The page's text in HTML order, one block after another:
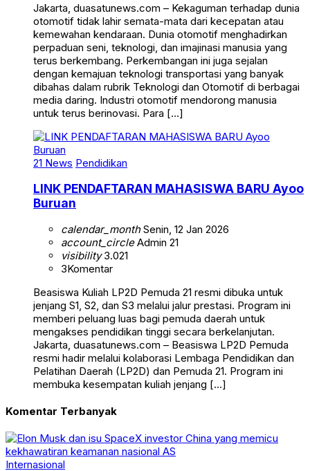
Jakarta, duasatunews.com – Kekaguman terhadap dunia
otomotif tidak lahir semata-mata dari kecepatan atau
kemewahan kendaraan. Dunia otomotif menghadirkan
perpaduan seni, teknologi, dan imajinasi manusia yang
terus berkembang. Perkembangan ini juga sejalan
dengan kemajuan teknologi transportasi yang banyak
dibahas dalam rubrik Teknologi dan Otomotif di berbagai
media daring. Industri otomotif mendorong manusia
untuk terus berinovasi. Para […]
21 News Pendidikan
LINK PENDAFTARAN MAHASISWA BARU Ayoo
Buruan
calendar_monthSenin, 12 Jan 2026
account_circleAdmin 21
visibility3.021
3Komentar
Beasiswa Kuliah LP2D Pemuda 21 resmi dibuka untuk
jenjang S1, S2, dan S3 melalui jalur prestasi. Program ini
memberi peluang luas bagi pemuda daerah untuk
mengakses pendidikan tinggi secara berkelanjutan.
Jakarta, duasatunews.com – Beasiswa LP2D Pemuda
resmi hadir melalui kolaborasi Lembaga Pendidikan dan
Pelatihan Daerah (LP2D) dan Pemuda 21. Program ini
membuka kesempatan kuliah jenjang […]
Komentar Terbanyak
Internasional